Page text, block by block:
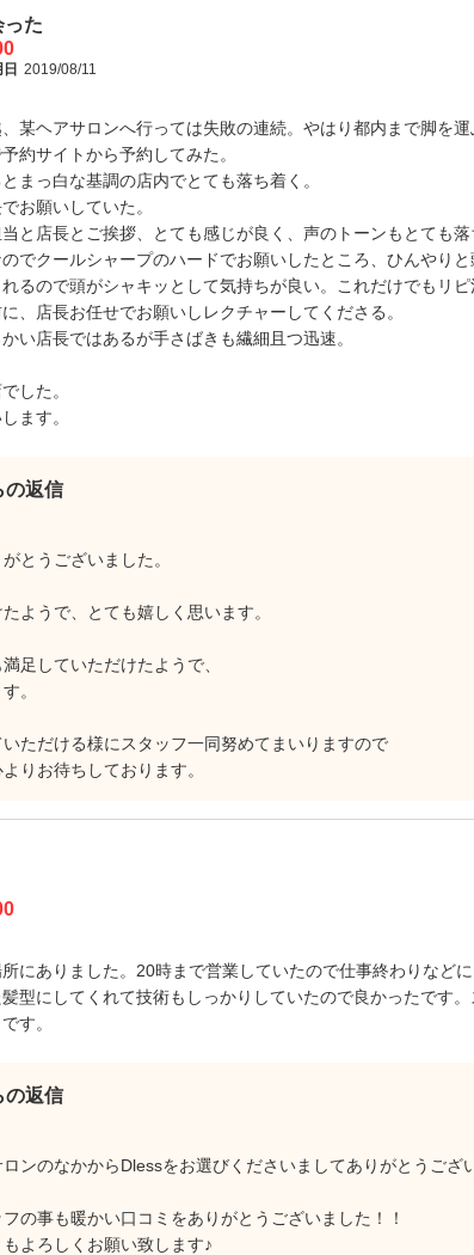
った
2019/08/11
某ヘアサロンへ行っては失敗の連続。やはり都内まで脚を
約サイトから予約してみた。
まっ白な基調の店内でとても落ち着く。
お願いしていた。
と店長とご挨拶、とても感じが良く、声のトーンもとても落
でクールシャープのハードでお願いしたところ、ひんやり
るので頭がシャキッとして気持ちが良い。これだけでもリピ
、店長お任せでお願いしレクチャーしてくださる。
い店長ではあるが手さばきも繊細且つ迅速。
した。
ます。
の返信
とうございました。
ようで、とても嬉しく思います。
足していただけたようで、
。
ただける様にスタッフ一同努めてまいりますので
りお待ちしております。
にありました。20時まで営業していたので仕事終わりなど
型にしてくれて技術もしっかりしていたので良かったです
す。
の返信
ンのなかからDlessをお選びくださいましてありがとうござ
の事も暖かい口コミをありがとうございました！！
よろしくお願い致します♪